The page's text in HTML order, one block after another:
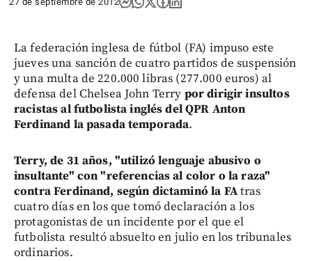
La federación inglesa de fútbol (FA) impuso este
jueves una sanción de cuatro partidos de suspensión
y una multa de 220.000 libras (277.000 euros) al
defensa del Chelsea John Terry por dirigir insultos
racistas al futbolista inglés del QPR Anton
Ferdinand la pasada temporada.
Terry, de 31 años, "utilizó lenguaje abusivo o
insultante" con "referencias al color o la raza"
contra Ferdinand, según dictaminó la FAtras
cuatro días en los que tomó declaración a los
protagonistas de un incidente por el que el
futbolista resultó absuelto en julio en los tribunales
ordinarios.